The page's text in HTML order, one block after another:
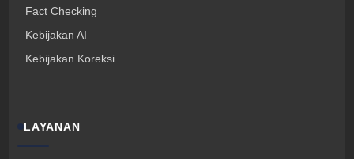
Fact Checking
Kebijakan AI
Kebijakan Koreksi
LAYANAN